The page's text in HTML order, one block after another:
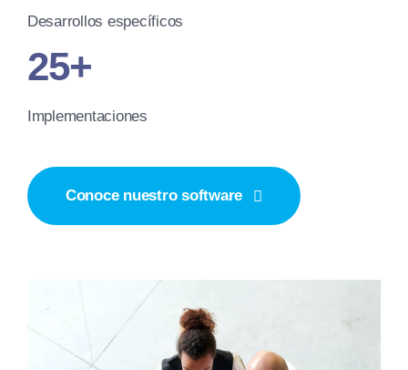
Desarrollos específicos
25+
Implementaciones
Conoce nuestro software